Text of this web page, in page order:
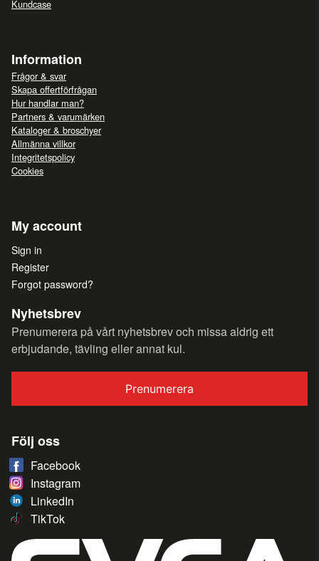
Kundcase
Information
Frågor & svar
Skapa offertförfrågan
Hur handlar man?
Partners & varumärken
Kataloger & broschyer
Allmänna villkor
Integritetspolicy
Cookies
My account
Sign in
Register
Forgot password?
Nyhetsbrev
Prenumerera på vårt nyhetsbrev och missa aldrig ett
erbjudande, tävling eller annat kul.
Prenumerera
Följ oss
Facebook
Instagram
LinkedIn
TikTok